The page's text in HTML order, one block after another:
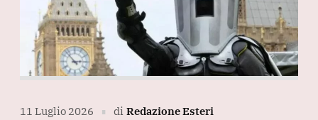
11 Luglio 2026 ∎ di Redazione Esteri